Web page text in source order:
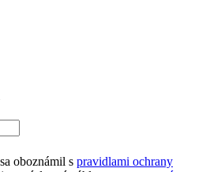
oboznámil s pravidlami ochrany